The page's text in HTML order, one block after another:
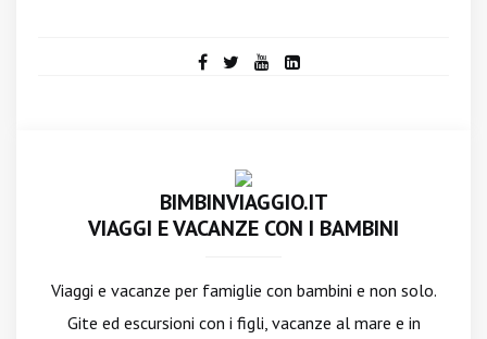
BIMBINVIAGGIO.IT
VIAGGI E VACANZE CON I BAMBINI
Viaggi e vacanze per famiglie con bambini e non solo.
Gite ed escursioni con i figli, vacanze al mare e in